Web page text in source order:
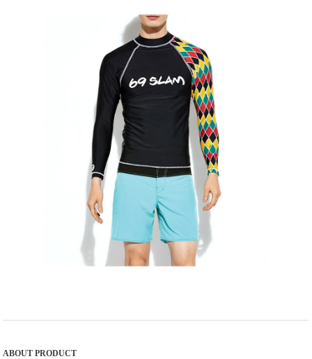
ABOUT PRODUCT